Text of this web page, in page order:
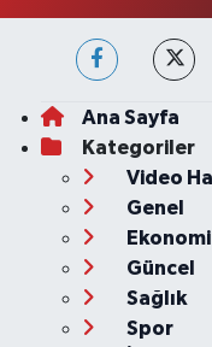
Ana Sayfa
Kategoriler
Video
Genel
Ekonomi
Güncel
Sağlık
Spor